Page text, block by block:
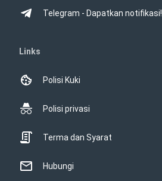
Telegram - Dapatkan notifikasi!
Links
Polisi Kuki
Polisi privasi
Terma dan Syarat
Hubungi